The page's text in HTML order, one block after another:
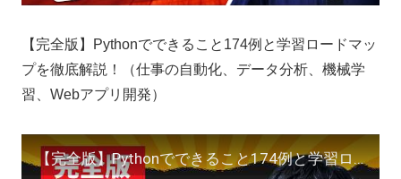
【完全版】Pythonでできること174例と学習ロードマッ
プを徹底解説！（仕事の自動化、データ分析、機械学
習、Webアプリ開発）
【完全版】Pythonでできること174例と学習ロードマップを徹底解説！（仕事の自動化、データ分析、機械学習、Webアプリ開発）